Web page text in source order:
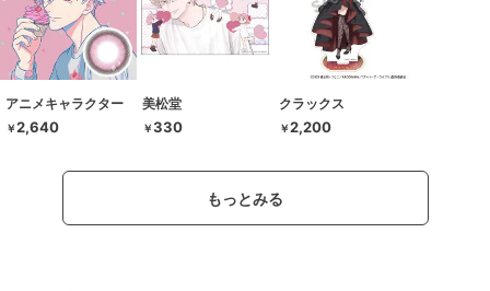
アニメキャラクター
￥2,640
美松堂
￥330
クラックス
￥2,200
もっとみる